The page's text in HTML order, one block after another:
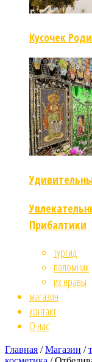
Кусочек
Прибалтики
тургид
паломник
их нравы
магазин
контакт
О нас
Главная /Магазин /